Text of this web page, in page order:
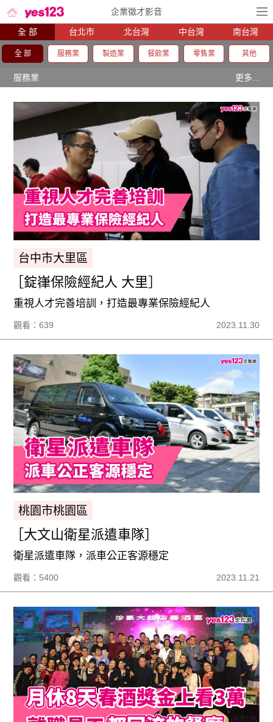
企業徵才影音
全 部 台北市 北台灣 中台灣 南台灣
全 部 服務業 製造業 餐飲業 零售業 其他
服務業 更多...
台中市大里區
［錠嵂保險經紀人 大里］
重視人才完善培訓，打造最專業保險經紀人
觀看：639 2023.11.30
桃園市桃園區
［大文山衛星派遣車隊］
衛星派遣車隊，派車公正客源穩定
觀看：5400 2023.11.21